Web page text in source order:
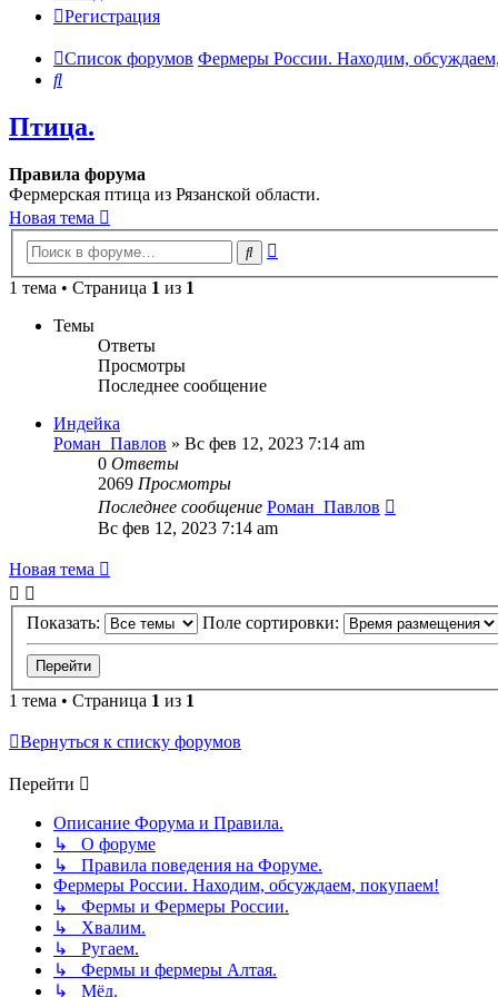
Регистрация
Список форумов Фермеры России. Находим,
Поиск
Птица.
Правила форума
Фермерская птица из Рязанской области.
Новая тема
Поиск
1 тема • Страница 1 из 1
Темы
Ответы
Просмотры
Последнее сообщение
Индейка
Роман_Павлов » Вс фев 12, 2023 7:14 am
0 Ответы
2069 Просмотры
Последнее сообщение Роман_Павлов
Вс фев 12, 2023 7:14 am
Новая тема
Показать: Поле сортировки:
1 тема • Страница 1 из 1
Вернуться к списку форумов
Перейти
Описание Форума и Правила.
↳ О форуме
↳ Правила поведения на Форуме.
Фермеры России. Находим, обсуждаем, покупаем!
↳ Фермы и Фермеры России.
↳ Хвалим.
↳ Ругаем.
↳ Фермы и фермеры Алтая.
↳ Мёд.